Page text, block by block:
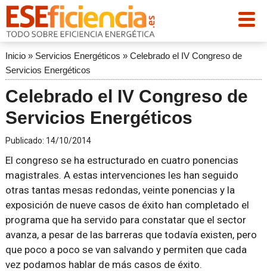
Inicio» Servicios Energéticos » Celebrado el IV Congreso de
Servicios Energéticos
Celebrado el IV Congreso de
Servicios Energéticos
Publicado: 14/10/2014
El congreso se ha estructurado en cuatro ponencias
magistrales. A estas intervenciones les han seguido
otras tantas mesas redondas, veinte ponencias y la
exposición de nueve casos de éxito han completado el
programa que ha servido para constatar que el sector
avanza, a pesar de las barreras que todavía existen, pero
que poco a poco se van salvando y permiten que cada
vez podamos hablar de más casos de éxito.